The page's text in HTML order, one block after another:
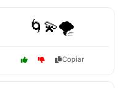
🌀💫🌪️
Copiar